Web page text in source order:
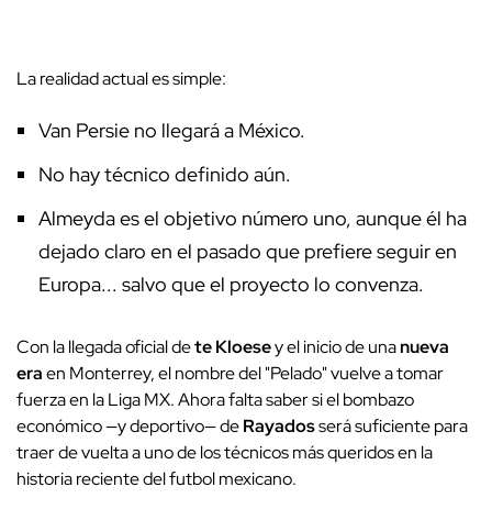
La realidad actual es simple:
Van Persie no llegará a México.
No hay técnico definido aún.
Almeyda es el objetivo número uno, aunque él ha
dejado claro en el pasado que prefiere seguir en
Europa... salvo que el proyecto lo convenza.
Con la llegada oficial dete Kloesey el inicio de unanueva
eraen Monterrey, el nombre del "Pelado" vuelve a tomar
fuerza en la Liga MX. Ahora falta saber si el bombazo
económico —y deportivo— deRayadosserá suficiente para
traer de vuelta a uno de los técnicos más queridos en la
historia reciente del futbol mexicano.